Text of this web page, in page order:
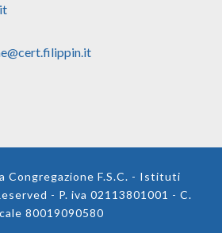
Congregazione F.S.C. - Istituti
- P. iva 02113801001 - C.
80019090580